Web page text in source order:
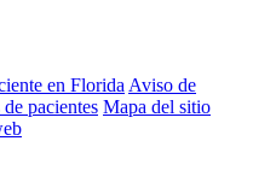
en Florida Aviso de
pacientes Mapa del sitio